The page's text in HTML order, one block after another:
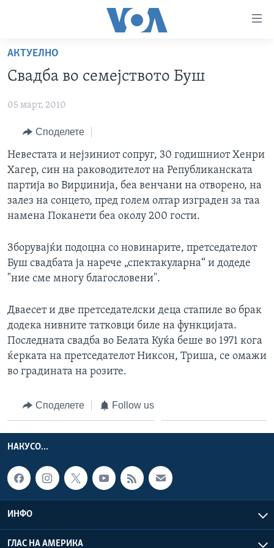
пристапност
Премини
на
главната
Премини
страната
за
навигација
Пребарувај
РУБРИКИ
САД
МАКЕДОНИЈА
СВЕТ
ЕКОНОМИЈА
ПОЛИТИКА
ЗДРАВЈЕ
НАУКА
УМЕТНОСТ И ЗАБАВА
ФОТОГАЛЕРИИ
ДОКУМЕНТАРЦИ
АРХИВИРАНА ПРОГРАМА
NEWSFLASH - АРХИВА
ВЕСТИ ОД САД ВО МИНУТА - АРХИВА
ИЗБОРИ ВО САД 2020 - АРХИВА
ЗА НАС
Learning English
НАКУСО...
АКТУЕЛНО
Свадба во семејството Буш
05 март, 2010
Споделете
Невестата и нејзиниот сопруг, 30 годишниот Хенри
Хагер, син на раководителот на Републиканската
партија во Вирџинија, беа венчани на отворено, на
залез на сонцето, пред голем олтар изграден за таа
намена Поканети беа околу 200 гости.
Зборувајќи подоцна со новинарите, претседателот
Буш свадбата ја нарече „спектакуларна“ и додеде
"ние сме многу благословени".
Дваесет и две претседателски деца стапиле во брак
додека нивните татковци биле на функцијата.
Последната свадба во Белата Куќа беше во 1971 кога
ќерката на претседателот Никсон, Триша, се омажи
во градината на розите.
Споделете Follow us
НАКУСО...
ИНФО
ГЛАС НА АМЕРИКА